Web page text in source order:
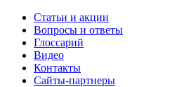
Cтатьи и акции
Вопросы и ответы
Глоссарий
Видео
Контакты
Сайты-партнеры